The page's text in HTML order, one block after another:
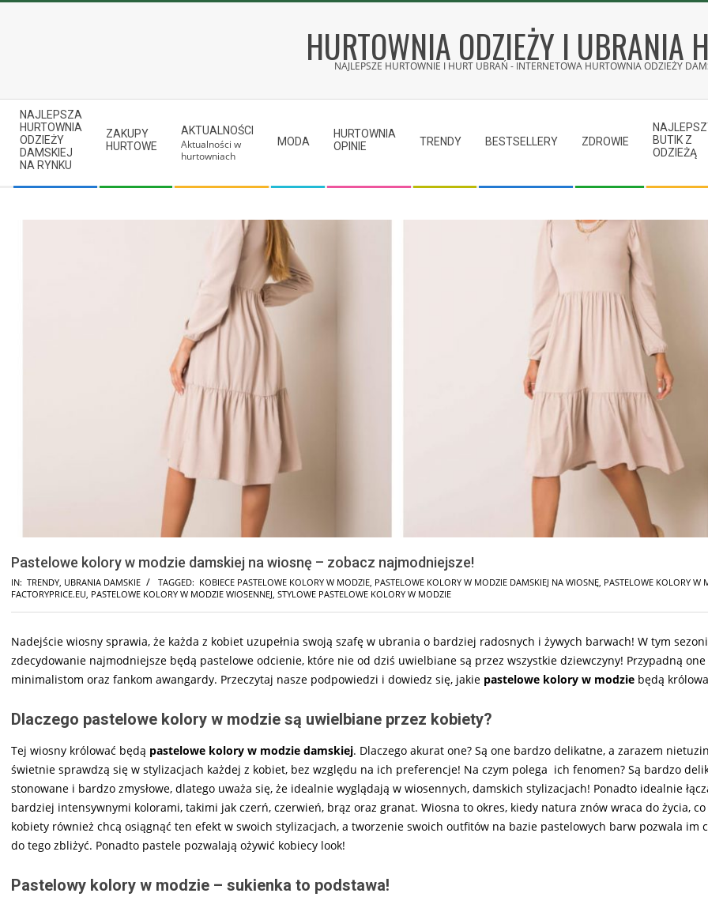
HURTOWNIA ODZIEŻY I UBRANIA
NAJLEPSZE HURTOWNIE I HURT UBRAŃ - INTERNETOWA HURTOWNIA ODZIEŻY
Secondary
Navigation
Menu
NAJLEPSZA
HURTOWNIA
ODZIEŻY
DAMSKIEJ
NA RYNKU
ZAKUPY
HURTOWE
AKTUALNOŚCI
Aktualności w
hurtowniach
MODA
HURTOWNIA
OPINIE
TRENDY BESTSELLERY ZDROWIE
BUTIK Z
ODZIEŻĄ
Pastelowe kolory w modzie damskiej na wiosnę – zobacz najmodniejsze!
IN: TRENDY UBRANIA DAMSKIE TAGGED: KOBIECE PASTELOWE KOLORY W MODZIE PASTELOWE KOLORY W MODZIE DAMSKIEJ NA WIOSNĘ PASTELOWE KOLORY W
FACTORYPRICE.EU PASTELOWE KOLORY W MODZIE WIOSENNEJ STYLOWE PASTELOWE KOLORY W MODZIE
Nadejście wiosny sprawia, że każda z kobiet uzupełnia swoją szafę w ubrania o bardziej radosnych i żywych barwach! W tym
zdecydowanie najmodniejsze będą pastelowe odcienie, które nie od dziś uwielbiane są przez wszystkie dziewczyny! Przypadną
minimalistom oraz fankom awangardy. Przeczytaj nasze podpowiedzi i dowiedz się, jakie pastelowe kolory w modzie będą
Dlaczego pastelowe kolory w modzie są uwielbiane przez kobiety?
Tej wiosny królować będą pastelowe kolory w modzie damskiej. Dlaczego akurat one? Są one bardzo delikatne, a zarazem
świetnie sprawdzą się w stylizacjach każdej z kobiet, bez względu na ich preferencje! Na czym polega ich fenomen? Są bardzo
stonowane i bardzo zmysłowe, dlatego uważa się, że idealnie wyglądają w wiosennych, damskich stylizacjach! Ponadto idealnie
bardziej intensywnymi kolorami, takimi jak czerń, czerwień, brąz oraz granat. Wiosna to okres, kiedy natura znów wraca do życia,
kobiety również chcą osiągnąć ten efekt w swoich stylizacjach, a tworzenie swoich outfitów na bazie pastelowych barw pozwala im
do tego zbliżyć. Ponadto pastele pozwalają ożywić kobiecy look!
Pastelowy kolory w modzie – sukienka to podstawa!